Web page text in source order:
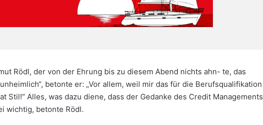
Rödl, der von der Ehrung bis zu diesem Abend nichts ahn- te, das
betonte er: „Vor allem, weil mir das für die Berufsqualifikation
Stil!“ Alles, was dazu diene, dass der Gedanke des Credit Managements
wichtig, betonte Rödl.